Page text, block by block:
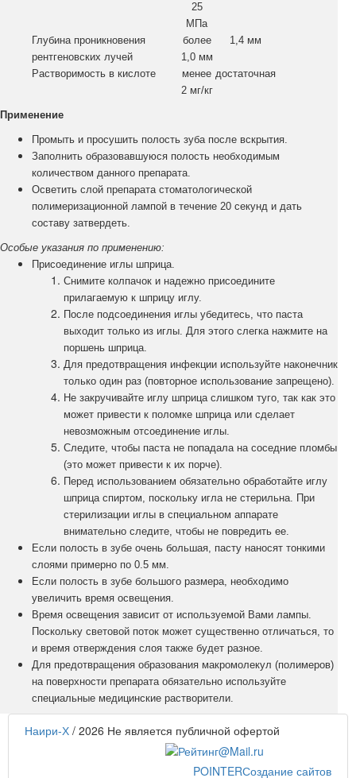
25
МПа
Глубина проникновения
рентгеновских лучей
более
1,0 мм
1,4 мм
Растворимость в кислоте
менее
2 мг/кг
достаточная
Применение
Промыть и просушить полость зуба после вскрытия.
Заполнить образовавшуюся полость необходимым
количеством данного препарата.
Осветить слой препарата стоматологической
полимеризационной лампой в течение 20 секунд и дать
составу затвердеть.
Особые указания по применению:
Присоединение иглы шприца.
Снимите колпачок и надежно присоедините
прилагаемую к шприцу иглу.
После подсоединения иглы убедитесь, что паста
выходит только из иглы. Для этого слегка нажмите на
поршень шприца.
Для предотвращения инфекции используйте наконечник
только один раз (повторное использование запрещено).
Не закручивайте иглу шприца слишком туго, так как это
может привести к поломке шприца или сделает
невозможным отсоединение иглы.
Следите, чтобы паста не попадала на соседние пломбы
(это может привести к их порче).
Перед использованием обязательно обработайте иглу
шприца спиртом, поскольку игла не стерильна. При
стерилизации иглы в специальном аппарате
внимательно следите, чтобы не повредить ее.
Если полость в зубе очень большая, пасту наносят тонкими
слоями примерно по 0.5 мм.
Если полость в зубе большого размера, необходимо
увеличить время освещения.
Время освещения зависит от используемой Вами лампы.
Поскольку световой поток может существенно отличаться, то
и время отверждения слоя также будет разное.
Для предотвращения образования макромолекул (полимеров)
на поверхности препарата обязательно используйте
специальные медицинские растворители.
Наири-Х / 2026 Не является публичной офертой
POINTERСоздание сайтов